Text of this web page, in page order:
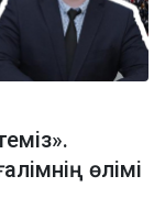
өлімі